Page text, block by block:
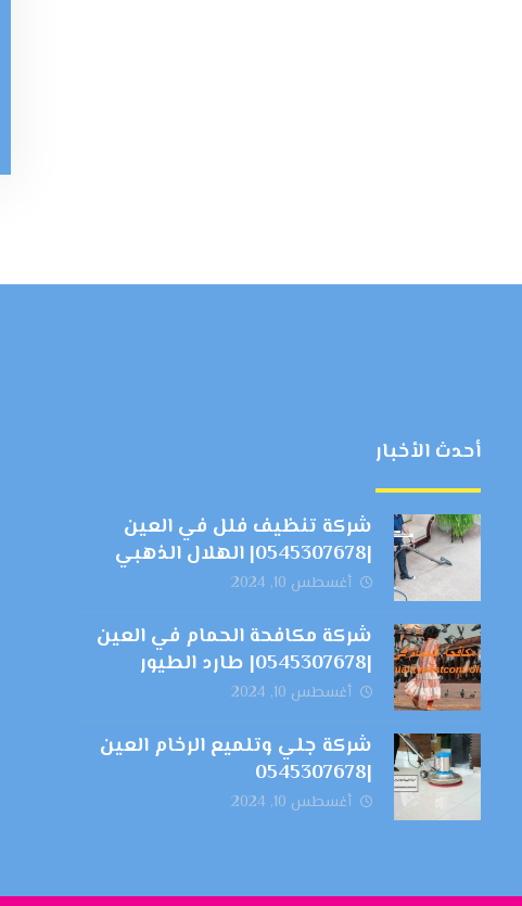
أحدث الأخبار
شركة تنظيف فلل في العين
|0545307678| الهلال الذهبي
أغسطس 10, 2024
شركة مكافحة الحمام في العين
|0545307678| طارد الطيور
أغسطس 10, 2024
شركة جلي وتلميع الرخام العين
|0545307678
أغسطس 10, 2024